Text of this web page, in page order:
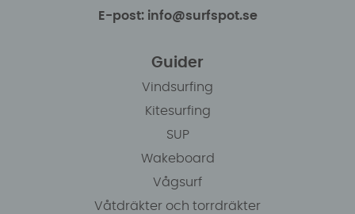
E-post: info@surfspot.se
Guider
Vindsurfing
Kitesurfing
SUP
Wakeboard
Vågsurf
Våtdräkter och torrdräkter